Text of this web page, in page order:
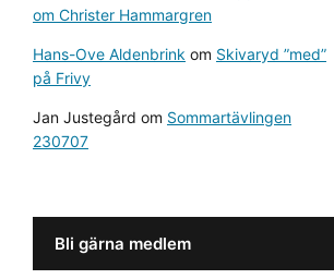
om Christer Hammargren
Hans-Ove Aldenbrink om Skivaryd ”med”
på Frivy
Jan Justegård om Sommartävlingen
230707
Bli gärna medlem